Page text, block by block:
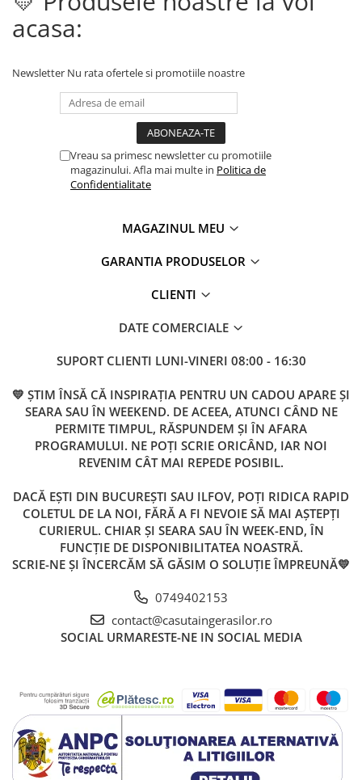
acasa:
Newsletter Nu rata ofertele si promotiile noastre
Vreau sa primesc newsletter cu promotiile
magazinului. Afla mai multe in Politica de
Confidentialitate
MAGAZINUL MEU
GARANTIA PRODUSELOR
CLIENTI
DATE COMERCIALE
SUPORT CLIENTI LUNI-VINERI 08:00 - 16:30
💛 ȘTIM ÎNSĂ CĂ INSPIRAȚIA PENTRU UN CADOU APARE ȘI
SEARA SAU ÎN WEEKEND. DE ACEEA, ATUNCI CÂND NE
PERMITE TIMPUL, RĂSPUNDEM ȘI ÎN AFARA
PROGRAMULUI. NE POȚI SCRIE ORICÂND, IAR NOI
REVENIM CÂT MAI REPEDE POSIBIL.
DACĂ EȘTI DIN BUCUREȘTI SAU ILFOV, POȚI RIDICA RAPID
COLETUL DE LA NOI, FĂRĂ A FI NEVOIE SĂ MAI AȘTEPȚI
CURIERUL. CHIAR ȘI SEARA SAU ÎN WEEK-END, ÎN
FUNCȚIE DE DISPONIBILITATEA NOASTRĂ.
SCRIE-NE ȘI ÎNCERCĂM SĂ GĂSIM O SOLUȚIE ÎMPREUNĂ💛
0749402153
contact@casutaingerasilor.ro
SOCIAL URMARESTE-NE IN SOCIAL MEDIA